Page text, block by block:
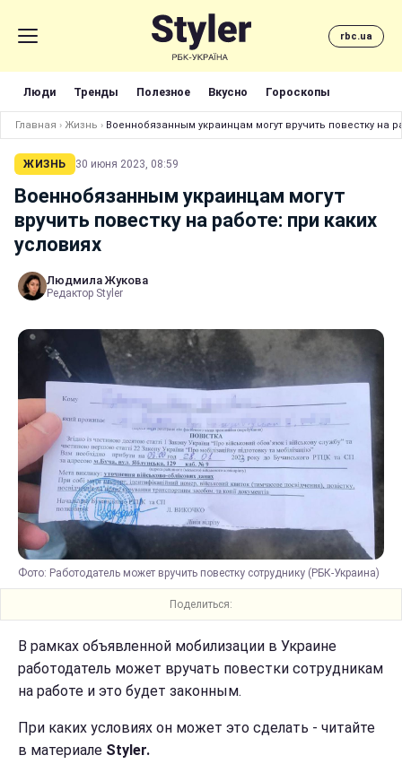
rbc.ua
Люди Тренды Полезное Вкусно Гороскопы
Главная › Жизнь › Военнобязанным украинцам могут вручить повестку на
ЖИЗНЬ 30 июня 2023, 08:59
Военнобязанным украинцам могут
вручить повестку на работе: при каких
условиях
Людмила Жукова
Редактор Styler
Фото: Работодатель может вручить повестку сотруднику (РБК-Украина)
Поделиться:
В рамках объявленной мобилизации в Украине
работодатель может вручать повестки сотрудникам
на работе и это будет законным.
При каких условиях он может это сделать - читайте
в материале Styler.